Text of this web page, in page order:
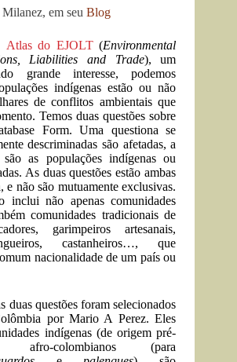
em seu Blog
Atlas do EJOLT(Environmental
Liabilities and Trade), um
grande interesse, podemos
indígenas estão ou não
de conflitos ambientais que
Temos duas questões sobre
Form. Uma questiona se
descriminadas são afetadas, a
as populações indígenas ou
As duas questões estão ambas
e não são mutuamente exclusivas.
inclui não apenas comunidades
comunidades tradicionais de
garimpeiros artesanais,
castanheiros…, que
nacionalidade de um país ou
duas questões foram selecionados
por Mario A Perez. Eles
indígenas (de origem pré-
colombianos (para